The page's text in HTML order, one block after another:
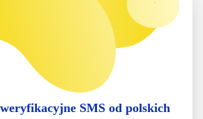
SMS od polskich